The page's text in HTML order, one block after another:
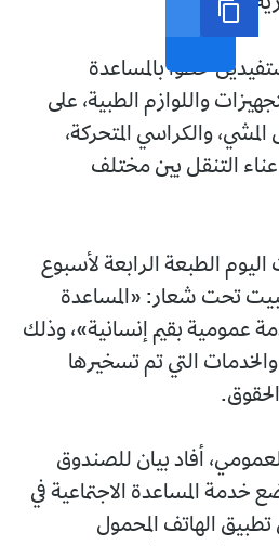
حظوا بالمساعدة
واللوازم الطبية، على
والكراسي المتحركة،
التنقل بين مختلف
الطبعة الرابعة لأسبوع
تحت شعار: «المساعدة
عمومية بقيم إنسانية»، وذلك
التي تم تسخيرها
أفاد بيان للصندوق
خدمة المساعدة الاجتماعية في
الهاتف المحمول